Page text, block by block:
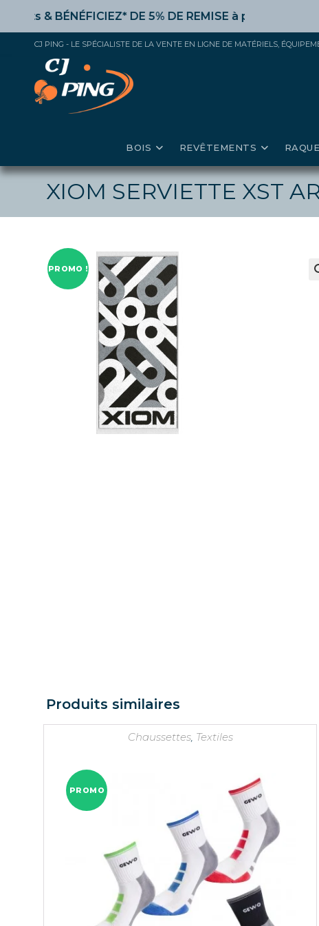
content
BÉNÉFICIEZ* DE 5% DE REMISEà partir de 50€
CJ PING - LE SPÉCIALISTE DE LA VENTE EN LIGNE DE MATÉRIELS,
BOIS REVÊTEMENTS
XIOM SERVIETTE XST
PROMO !
Produits similaires
Chaussettes, Textiles
PROMO